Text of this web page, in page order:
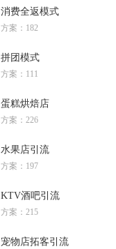
消费全返模式
方案：182
拼团模式
方案：111
蛋糕烘焙店
方案：226
水果店引流
方案：197
KTV酒吧引流
方案：215
宠物店拓客引流